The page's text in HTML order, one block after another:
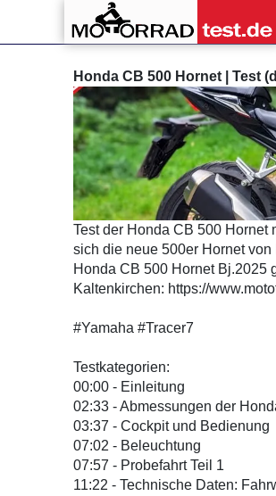
Honda CB 500 Hornet | Test
Test der Honda CB 500 Hornet
sich die neue 500er Hornet
Honda CB 500 Hornet Bj.2025
Kaltenkirchen: https://
#Yamaha #Tracer7
Testkategorien:
00:00 - Einleitung
02:33 - Abmessungen der
03:37 - Cockpit und Bedienung
07:02 - Beleuchtung
07:57 - Probefahrt Teil 1
11:22 - Technische Daten: